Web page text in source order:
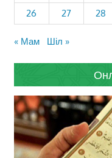
26
27 28
« Мам Шіл »